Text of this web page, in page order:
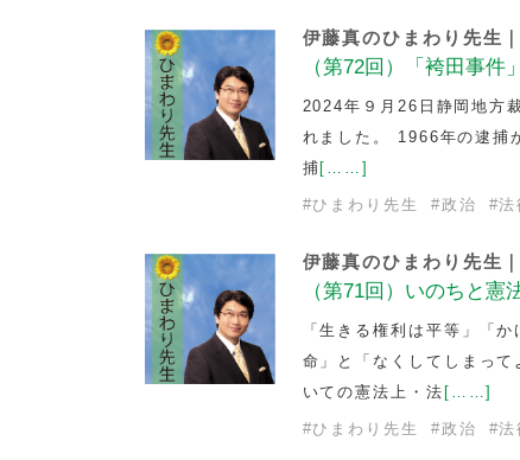
伊藤真のひまわり先生
（第72回）「袴田事件
2024年９月26日静岡地方
れました。 1966年の逮捕
捕 [……]
#ひまわり先生 #政治 #法
伊藤真のひまわり先生
（第71回）いのちと憲
「生きる権利は平等」「
命」と「なくしてしまっ
いての憲法上・法 [……]
#ひまわり先生 #政治 #法